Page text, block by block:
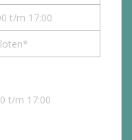
t/m 17:00
t/m 17:00